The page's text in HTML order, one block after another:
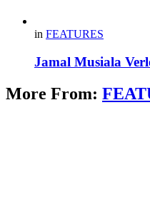
in FEATURES
Jamal Musiala
More From: